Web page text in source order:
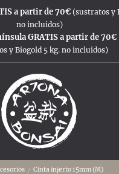
a partir de 70€ (sustratos y
no incluidos)
GRATIS a partir de 70€
y Biogold 5 kg. no incluidos)
Cinta injerto 15mm (M)